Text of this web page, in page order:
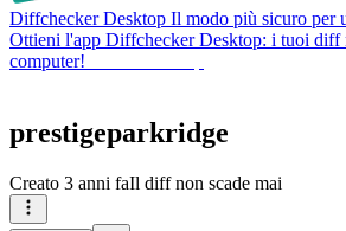
Diffchecker Desktop Il modo più sicuro per
Ottieni l'app Diffchecker Desktop: i tuoi diff
computer!
prestigeparkridge
Creato 3 anni faIl diff non scade mai